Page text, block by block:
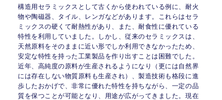
構造用セラミックスとして古くから使われている例に、耐火
物や陶磁器、タイル、レンガなどがあります。これらはセラ
ミックスの硬くて耐熱性があり、また、耐食性に優れている
特性を利用していました。しかし、従来のセラミックスは、
天然原料をそのままに近い形でしか利用できなかったため、
安定な特性を持った工業製品を作り出すことは困難でした。
近年、高純度の原料が生産されるようになり（更には自然界
には存在しない物質原料も生産され）、製造技術も格段に進
歩したおかげで、非常に優れた特性を持ちながら、一定の品
質を保つことが可能となり、用途が広がってきました。現在